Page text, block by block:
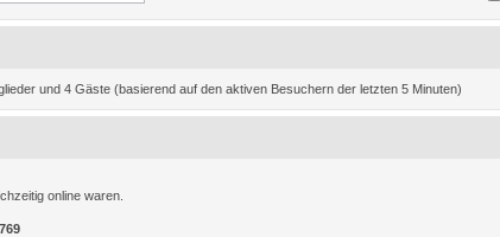
n
und 4 Gäste (basierend auf den aktiven Besuchern der letzten 5 Minuten)
online waren.
769